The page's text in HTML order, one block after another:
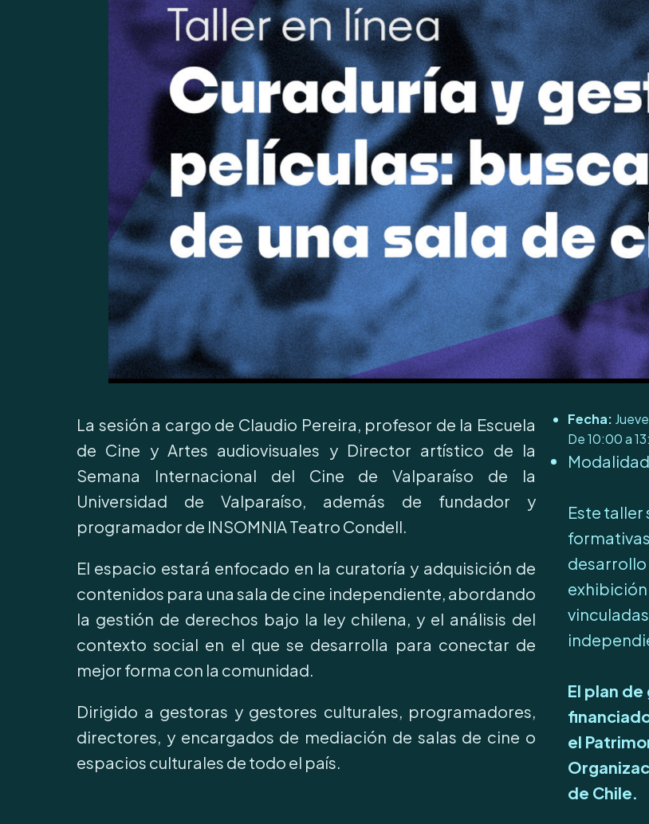
La sesión a cargo de Claudio Pereira, profesor de la Escuela
de Cine y Artes audiovisuales y Director artístico de la
Semana Internacional del Cine de Valparaíso de la
Universidad de Valparaíso, además de fundador y
programador de INSOMNIA Teatro Condell.
El espacio estará enfocado en la curatoría y adquisición de
contenidos para una sala de cine independiente, abordando
la gestión de derechos bajo la ley chilena, y el análisis del
contexto social en el que se desarrolla para conectar de
mejor forma con la comunidad.
Dirigido a gestoras y gestores culturales, programadores,
directores, y encargados de mediación de salas de cine o
espacios culturales de todo el país.
Fecha:
De 10:00 a
Este taller
desarrollo
exhibición
El plan
el
de Chile.